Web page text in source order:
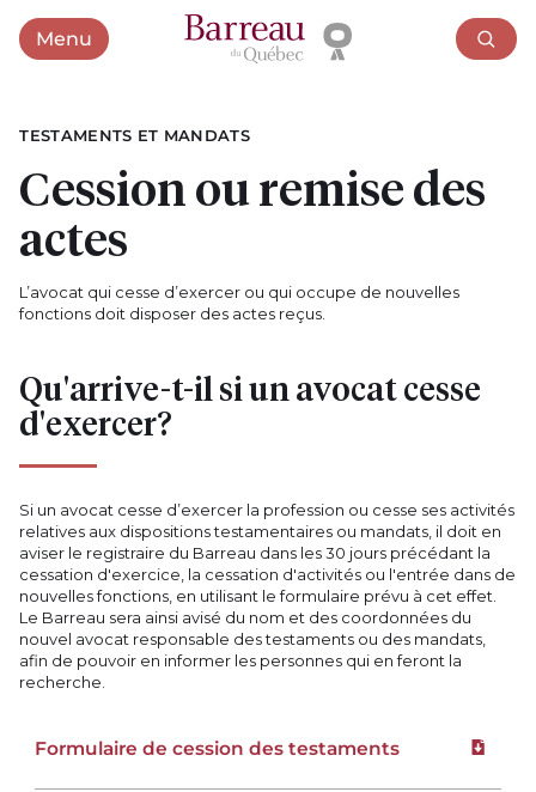
MenuOuvrir le menu
TESTAMENTS ET MANDATS
Cession ou remise des
actes
L’avocat qui cesse d’exercer ou qui occupe de nouvelles
fonctions doit disposer des actes reçus.
Qu'arrive-t-il si un avocat cesse
d'exercer?
Si un avocat cesse d’exercer la profession ou cesse ses activités
relatives aux dispositions testamentaires ou mandats, il doit en
aviser le registraire du Barreau dans les 30 jours précédant la
cessation d'exercice, la cessation d'activités ou l'entrée dans de
nouvelles fonctions, en utilisant le formulaire prévu à cet effet.
Le Barreau sera ainsi avisé du nom et des coordonnées du
nouvel avocat responsable des testaments ou des mandats,
afin de pouvoir en informer les personnes qui en feront la
recherche.
Formulaire de cession des testaments